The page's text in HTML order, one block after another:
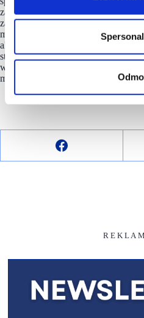
zawiera kategorię „wszystko”,
zamawiać wszystko, na co mają
mln miesięcznych aktywnych
aktywnych kurierów i ponad 89 000
stowarzyszonych na całym świecie.
w lipcu 2019 roku wraz z przejęciem
można już korzystać w 87 miastach w
R E K L A